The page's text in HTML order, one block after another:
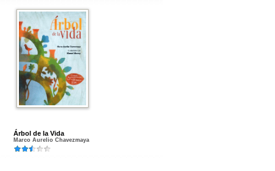
Árbol de la Vida
Marco Aurelio Chavezmaya